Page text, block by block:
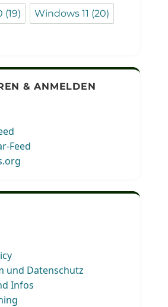
(19) Windows 11 (20)
& ANMELDEN
Feed
und Datenschutz
Infos